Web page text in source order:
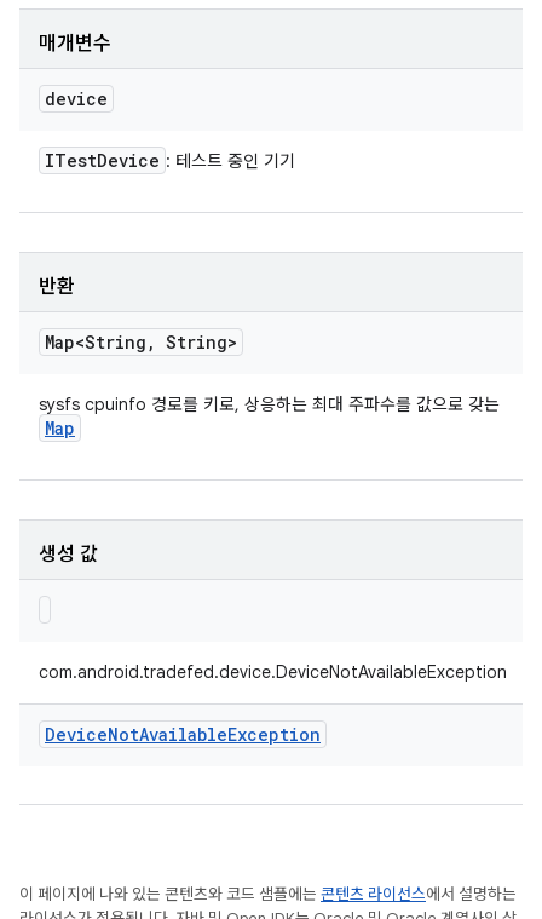
매개변수
device
ITestDevice : 테스트 중인 기기
반환
Map<String , String>
sysfs cpuinfo 경로를 키로, 상응하는 최대 주파수를 값으로 갖는
Map
생성 값
com.android.tradefed.device.DeviceNotAvailableException
DeviceNotAvailableException
이 페이지에 나와 있는 콘텐츠와 코드 샘플에는 콘텐츠 라이선스에서 설명하는